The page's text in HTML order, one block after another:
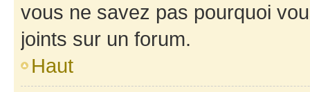
vous ne savez pas pourquoi
joints sur un forum.
Haut